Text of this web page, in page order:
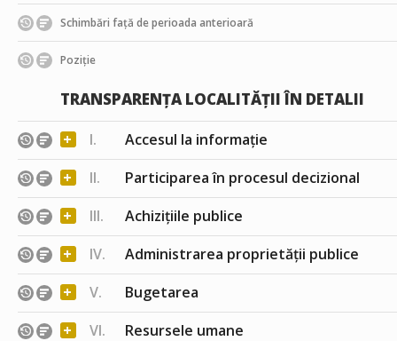
Schimbări față de perioada anterioară
Poziție
TRANSPARENȚA LOCALITĂȚII ÎN DETALII
+
I. Accesul la informație
+ II. Participarea în procesul decizional
+ III. Achizițiile publice
+ IV. Administrarea proprietății publice
+ V. Bugetarea
+ VI. Resursele umane